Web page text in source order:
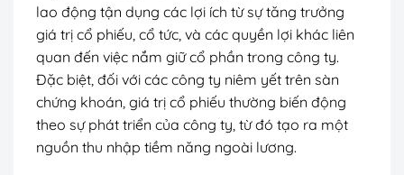
lao động tận dụng các lợi ích từ sự tăng trưởng
giá trị cổ phiếu, cổ tức, và các quyền lợi khác liên
quan đến việc nắm giữ cổ phần trong công ty.
Đặc biệt, đối với các công ty niêm yết trên sàn
chứng khoán, giá trị cổ phiếu thường biến động
theo sự phát triển của công ty, từ đó tạo ra một
nguồn thu nhập tiềm năng ngoài lương.